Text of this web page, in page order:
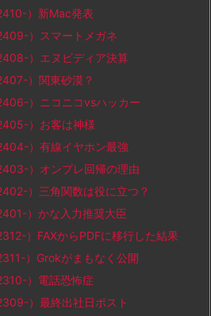
）新Mac発表
）スマートメガネ
）エヌビディア決算
）関東砂漠？
）ニコニコvsハッカー
）お客は神様
）有線イヤホン最強
）オンプレ回帰の理由
）三角関数は役に立つ？
）かな入力推奨大臣
）FAXからPDFに移行した結果
）Grokがまもなく公開
）電話恐怖症
）最終出社日ポスト